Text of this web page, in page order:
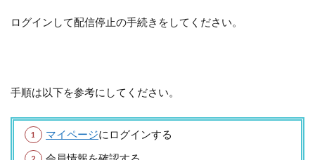
ログインして配信停止の手続きをしてください。
手順は以下を参考にしてください。
マイページにログインする